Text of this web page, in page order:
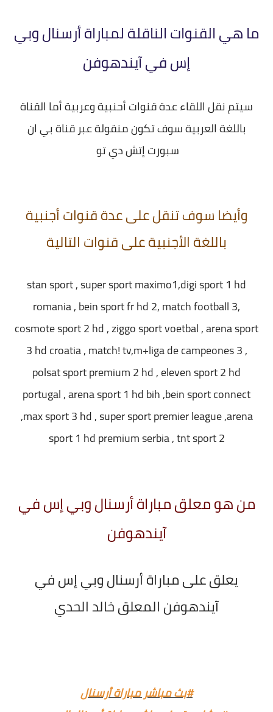
ما هي القنوات الناقلة لمباراة أرسنال وبي
إس في آيندهوفن
سيتم نقل اللقاء عدة قنوات أحنبية وعربية أما القناة
باللغة العربية سوف تكون منقولة عبر قناة بي ان
سبورت إتش دي تو
وأيضا سوف تنقل على عدة قنوات أجنبية
باللغة الأجنبية على قنوات التالية
stan sport , super sport maximo1,digi sport 1 hd
romania , bein sport fr hd 2, match football 3,
cosmote sport 2 hd , ziggo sport voetbal , arena sport
3 hd croatia , match! tv,m+liga de campeones 3 ,
polsat sport premium 2 hd , eleven sport 2 hd
portugal , arena sport 1 hd bih ,bein sport connect
,max sport 3 hd , super sport premier league ,arena
sport 1 hd premium serbia , tnt sport 2
من هو معلق مباراة أرسنال وبي إس في
آيندهوفن
يعلق على مباراة أرسنال وبي إس في
آيندهوفن المعلق خالد الحدي
#بث مباشر مباراة أرسنال